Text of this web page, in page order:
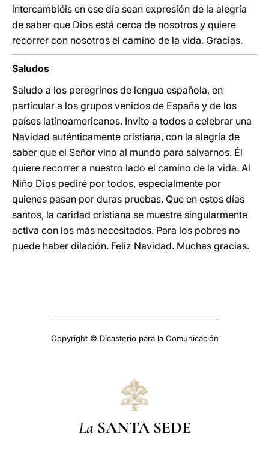
intercambiéis en ese día sean expresión de la alegría
de saber que Dios está cerca de nosotros y quiere
recorrer con nosotros el camino de la vida. Gracias.
Saludos
Saludo a los peregrinos de lengua española, en
particular a los grupos venidos de España y de los
países latinoamericanos. Invito a todos a celebrar una
Navidad auténticamente cristiana, con la alegría de
saber que el Señor vino al mundo para salvarnos. Él
quiere recorrer a nuestro lado el camino de la vida. Al
Niño Dios pediré por todos, especialmente por
quienes pasan por duras pruebas. Que en estos días
santos, la caridad cristiana se muestre singularmente
activa con los más necesitados. Para los pobres no
puede haber dilación. Feliz Navidad. Muchas gracias.
Copyright © Dicasterio para la Comunicación
La SANTA SEDE